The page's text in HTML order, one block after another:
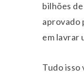
bilhões
aprovado
em lavrar
Tudo